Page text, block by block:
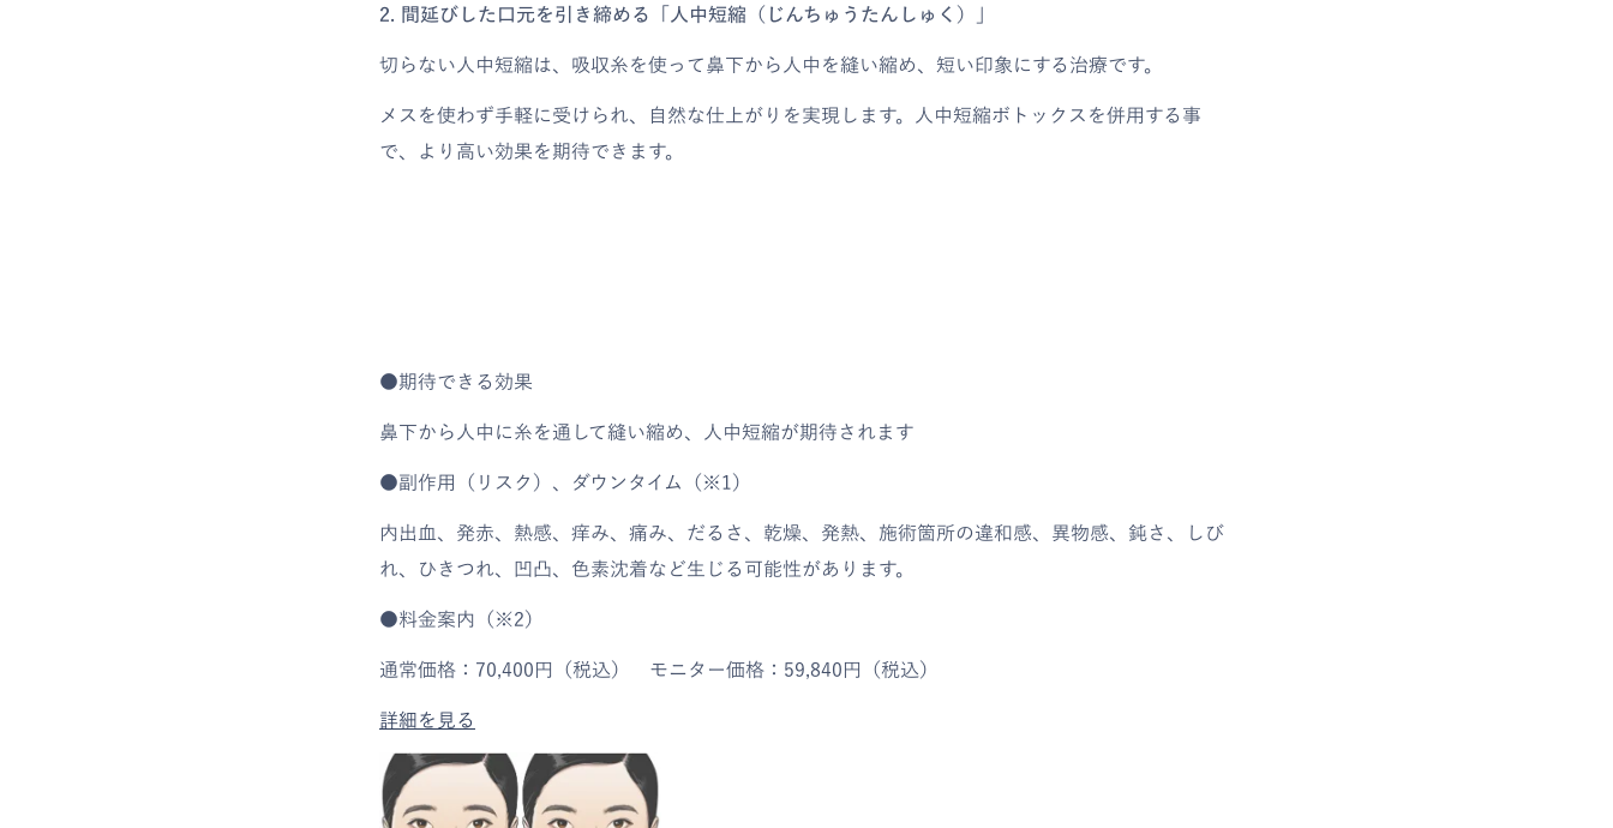
2. 間延びした口元を引き締める「人中短縮（じんちゅうたんしゅく）」
切らない人中短縮は、吸収糸を使って鼻下から人中を縫い縮め、短い印象にする治療です。
メスを使わず手軽に受けられ、自然な仕上がりを実現します。人中短縮ボトックスを併用する事
で、より高い効果を期待できます。
●期待できる効果
鼻下から人中に糸を通して縫い縮め、人中短縮が期待されます
●副作用（リスク）、ダウンタイム（※1）
内出血、発赤、熱感、痒み、痛み、だるさ、乾燥、発熱、施術箇所の違和感、異物感、鈍さ、しび
れ、ひきつれ、凹凸、色素沈着など生じる可能性があります。
●料金案内（※2）
通常価格：70,400円（税込） モニター価格：59,840円（税込）
詳細を見る